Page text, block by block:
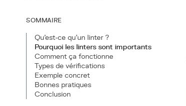
SOMMAIRE
Qu'est-ce qu'un linter ?
Pourquoi les linters sont importants
Comment ça fonctionne
Types de vérifications
Exemple concret
Bonnes pratiques
Conclusion